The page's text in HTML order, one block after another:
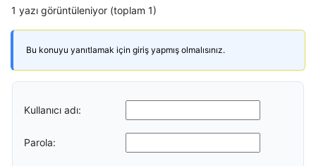
1 yazı görüntüleniyor (toplam 1)
Bu konuyu yanıtlamak için giriş yapmış olmalısınız.
Kullanıcı adı:
Parola: